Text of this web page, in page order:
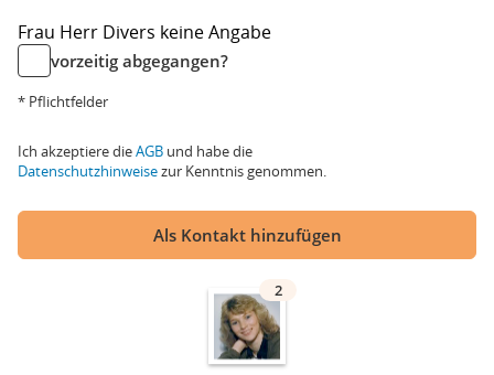
Frau Herr Divers keine Angabe
vorzeitig abgegangen?
* Pflichtfelder
Ich akzeptiere dieAGB und habe die
Datenschutzhinweisezur Kenntnis genommen.
Als Kontakt hinzufügen
2